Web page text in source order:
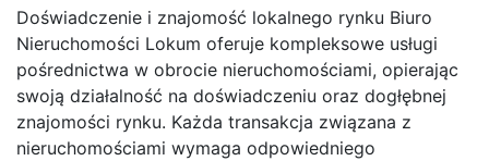
Doświadczenie i znajomość lokalnego rynku Biuro
Nieruchomości Lokum oferuje kompleksowe usługi
pośrednictwa w obrocie nieruchomościami, opierając
swoją działalność na doświadczeniu oraz dogłębnej
znajomości rynku. Każda transakcja związana z
nieruchomościami wymaga odpowiedniego